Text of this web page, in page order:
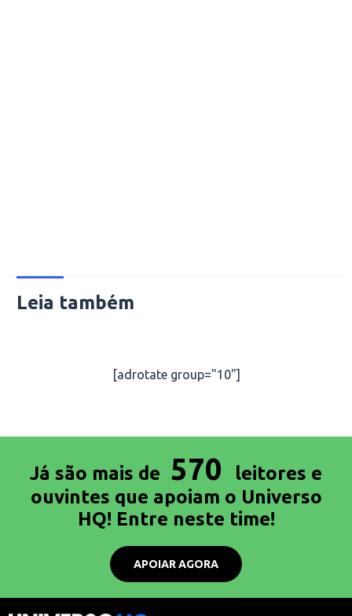
Leia também
[adrotate group="10"]
Já são mais de 570
leitores e
ouvintes que apoiam o Universo
HQ! Entre neste time!
APOIAR AGORA